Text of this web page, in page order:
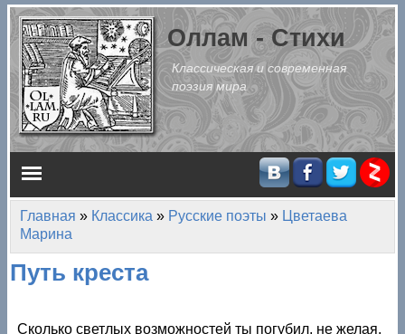
Перейти к основному содержанию
Оллам - Стихи
Классическая и современная
поэзия мира
Главное меню
Вы здесь
Главная » Классика » Русские поэты » Цветаева
Марина
Путь креста
Сколько светлых возможностей ты погубил, не желая.